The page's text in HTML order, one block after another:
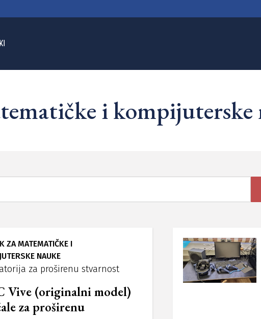
i kompijuterske
ZA MATEMATIČKE I
NAUKE
za proširenu stvarnost
Vive (originalni model)
za proširenu